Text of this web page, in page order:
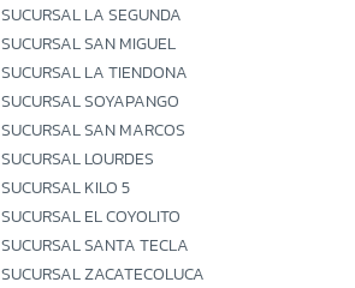
SUCURSAL LA SEGUNDA
SUCURSAL SAN MIGUEL
SUCURSAL LA TIENDONA
SUCURSAL SOYAPANGO
SUCURSAL SAN MARCOS
SUCURSAL LOURDES
SUCURSAL KILO 5
SUCURSAL EL COYOLITO
SUCURSAL SANTA TECLA
SUCURSAL ZACATECOLUCA